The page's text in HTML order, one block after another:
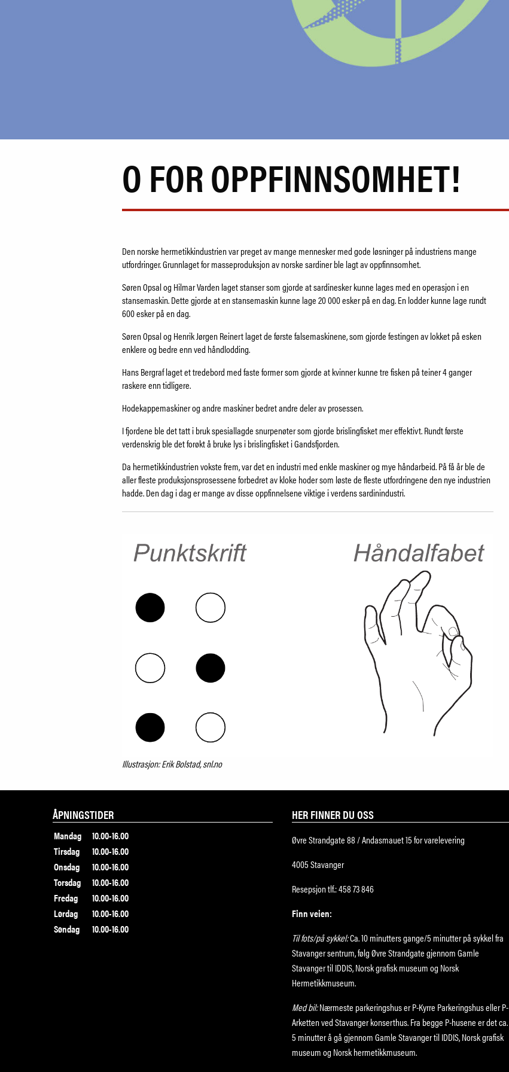
O FOR OPPFINNSOMHET!
Den norske hermetikkindustrien var preget av mange mennesker med gode løsninger på industriens mange
utfordringer. Grunnlaget for masseproduksjon av norske sardiner ble lagt av oppfinnsomhet.
Søren Opsal og Hilmar Varden laget stanser som gjorde at sardinesker kunne lages med en operasjon i en
stansemaskin. Dette gjorde at en stansemaskin kunne lage 20 000 esker på en dag. En lodder kunne lage rundt
600 esker på en dag.
Søren Opsal og Henrik Jørgen Reinert laget de første falsemaskinene, som gjorde festingen av lokket på esken
enklere og bedre enn ved håndlodding.
Hans Bergraf laget et tredebord med faste former som gjorde at kvinner kunne tre fisken på teiner 4 ganger
raskere enn tidligere.
Hodekappemaskiner og andre maskiner bedret andre deler av prosessen.
I fjordene ble det tatt i bruk spesiallagde snurpenøter som gjorde brislingfisket mer effektivt. Rundt første
verdenskrig ble det forøkt å bruke lys i brislingfisket i Gandsfjorden.
Da hermetikkindustrien vokste frem, var det en industri med enkle maskiner og mye håndarbeid. På få år ble de
aller fleste produksjonsprosessene forbedret av kloke hoder som løste de fleste utfordringene den nye industrien
hadde. Den dag i dag er mange av disse oppfinnelsene viktige i verdens sardinindustri.
Illustrasjon: Erik Bolstad, snl.no
ÅPNINGSTIDER
Mandag
10.00-16.00
Tirsdag
10.00-16.00
Onsdag
10.00-16.00
Torsdag
10.00-16.00
Fredag
10.00-16.00
Lørdag
10.00-16.00
Søndag
10.00-16.00
HER FINNER DU OSS
Øvre Strandgate 88 / Andasmauet 15 for varelevering
4005 Stavanger
Resepsjon tlf.: 458 73 846
Finn veien:
Til fots/på sykkel:Ca. 10 minutters gange/5 minutter på sykkel fra
Stavanger sentrum, følg Øvre Strandgate gjennom Gamle
Stavanger til IDDIS, Norsk grafisk museum og Norsk
Hermetikkmuseum.
Med bil:Nærmeste parkeringshus er P-Kyrre Parkeringshus eller P-
Arketten ved Stavanger konserthus. Fra begge P-husene er det ca.
5 minutter å gå gjennom Gamle Stavanger til IDDIS, Norsk grafisk
museum og Norsk hermetikkmuseum.